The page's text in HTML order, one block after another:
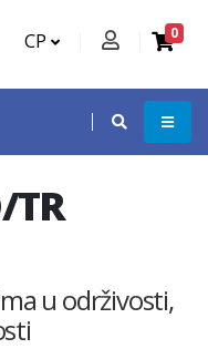
СР 0
TR
u održivosti,